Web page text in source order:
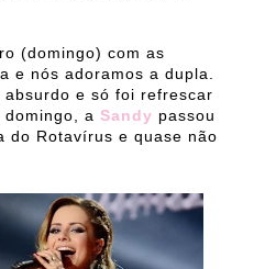
(domingo) com as
e nós adoramos a dupla.
e só foi refrescar
domingo, a Sandy passou
do Rotavírus e quase não